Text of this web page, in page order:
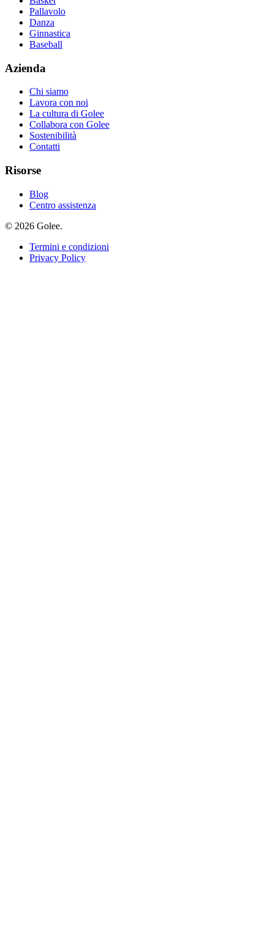
Pallavolo
Danza
Ginnastica
Baseball
Azienda
Chi siamo
Lavora con noi
La cultura di Golee
Collabora con Golee
Sostenibilità
Contatti
Risorse
Blog
Centro assistenza
© 2026 Golee.
Termini e condizioni
Privacy Policy